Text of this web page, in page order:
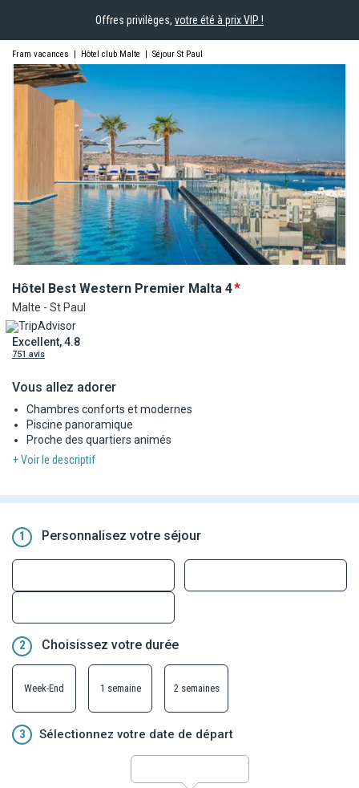
Offres privilèges, votre été à prix VIP !
Fram vacances | Hôtel club Malte | Séjour St Paul
Hôtel Best Western Premier Malta 4
Malte - St Paul
Excellent, 4.8
751 avis
Vous allez adorer
Chambres conforts et modernes
Piscine panoramique
Proche des quartiers animés
+ Voir le descriptif
1 Personnalisez votre séjour
2 Choisissez votre durée
Week-End 1 semaine 2 semaines
3 Sélectionnez votre date de départ